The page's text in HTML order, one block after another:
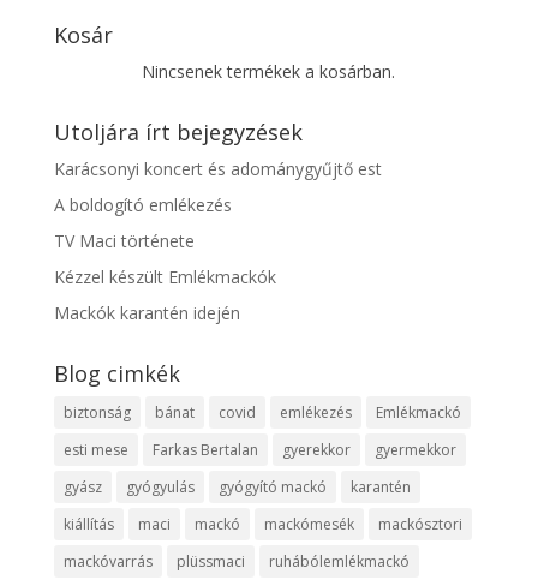
Kosár
Nincsenek termékek a kosárban.
Utoljára írt bejegyzések
Karácsonyi koncert és adománygyűjtő est
A boldogító emlékezés
TV Maci története
Kézzel készült Emlékmackók
Mackók karantén idején
Blog cimkék
biztonság bánat covid emlékezés
Emlékmackó
esti mese
Farkas Bertalan gyerekkor
gyermekkor
gyász
gyógyulás gyógyító mackó
karantén
kiállítás
maci mackó mackómesék
mackósztori
mackóvarrás
plüssmaci ruhábólemlékmackó